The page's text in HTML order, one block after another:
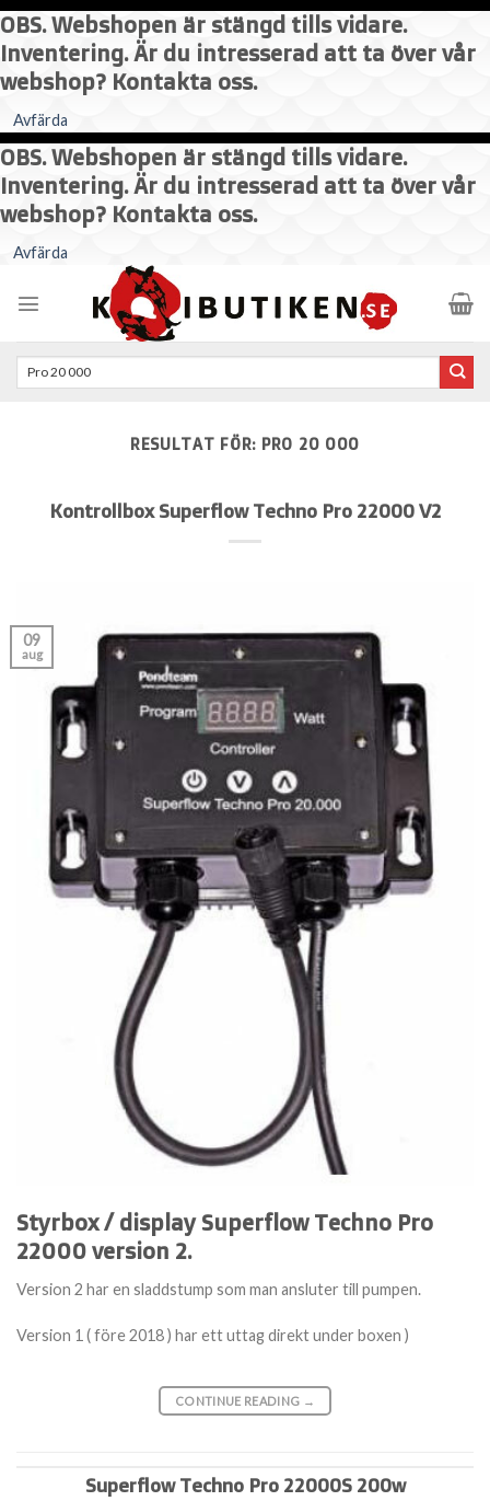
OBS. Webshopen är stängd tills vidare.
Inventering. Är du intresserad att ta över vår
webshop? Kontakta oss.
Avfärda
OBS. Webshopen är stängd tills vidare.
Inventering. Är du intresserad att ta över vår
webshop? Kontakta oss.
Avfärda
content
RESULTAT FÖR: PRO 20 000
Kontrollbox Superflow Techno Pro 22000 V2
09
aug
Styrbox / display Superflow Techno Pro
22000 version 2.
Version 2 har en sladdstump som man ansluter till pumpen.
Version 1 ( före 2018 ) har ett uttag direkt under boxen )
CONTINUE READING →
Superflow Techno Pro 22000S 200w